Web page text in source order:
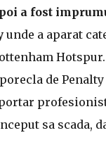
a fost
unde a aparat
Hotspur.
de
sa scada,